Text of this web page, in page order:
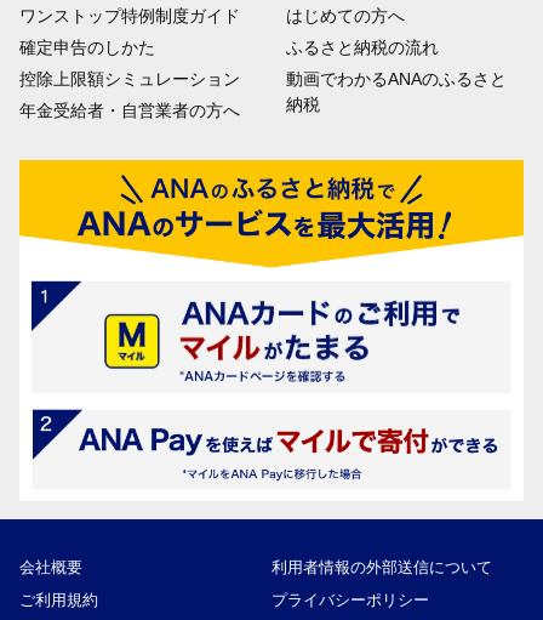
ワンストップ特例制度ガイド
確定申告のしかた
控除上限額シミュレーション
年金受給者・自営業者の方へ
はじめての方へ
ふるさと納税の流れ
動画でわかるANAのふるさと
納税
会社概要
利用者情報の外部送信について
ご利用規約
プライバシーポリシー